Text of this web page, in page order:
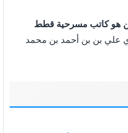
هو كاتب مسرحية قطط
علي بن بن أحمد بن محمد